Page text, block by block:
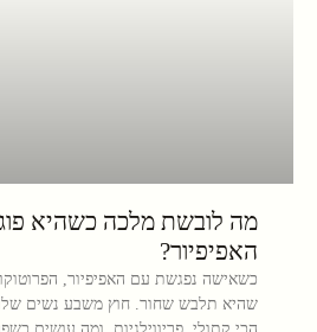
מה לובשת מלכה כשהיא
האפיפיור?
כשאישה נפגשת עם האפיפיור,
שהיא תלבש שחור. חוץ משבע נשים